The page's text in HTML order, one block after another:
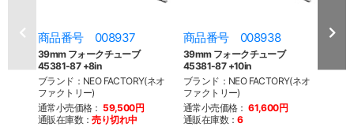
商品番号 008937
39mm フォークチューブ
45381-87 +8in
ブランド：NEO FACTORY(ネオ
ファクトリー)
通常小売価格： 59,500円
通販在庫数：売り切れ中
商品番号 008938
39mm フォークチューブ
45381-87 +10in
ブランド：NEO FACTORY(ネオ
ファクトリー)
通常小売価格： 61,600円
通販在庫数：6
商